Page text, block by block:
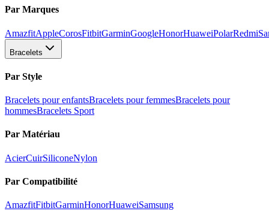
Par Marques
AmazfitAppleCorosFitbitGarminGoogleHonorHuaweiPolarRedmi
Bracelets
Par Style
Bracelets pour enfantsBracelets pour femmesBracelets pour
hommesBracelets Sport
Par Matériau
AcierCuirSiliconeNylon
Par Compatibilité
AmazfitFitbitGarminHonorHuaweiSamsung